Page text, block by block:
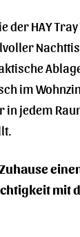
der HAY
im
in jedem
mit